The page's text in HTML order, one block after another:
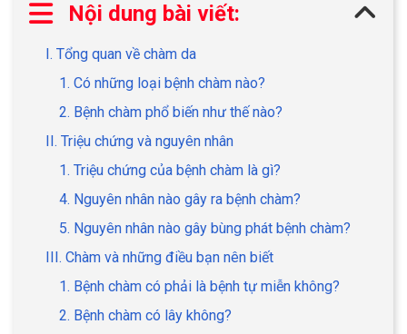
Nội dung bài viết:
I. Tổng quan về chàm da
1. Có những loại bệnh chàm nào?
2. Bệnh chàm phổ biến như thế nào?
II. Triệu chứng và nguyên nhân
1. Triệu chứng của bệnh chàm là gì?
4. Nguyên nhân nào gây ra bệnh chàm?
5. Nguyên nhân nào gây bùng phát bệnh chàm?
III. Chàm và những điều bạn nên biết
1. Bệnh chàm có phải là bệnh tự miễn không?
2. Bệnh chàm có lây không?